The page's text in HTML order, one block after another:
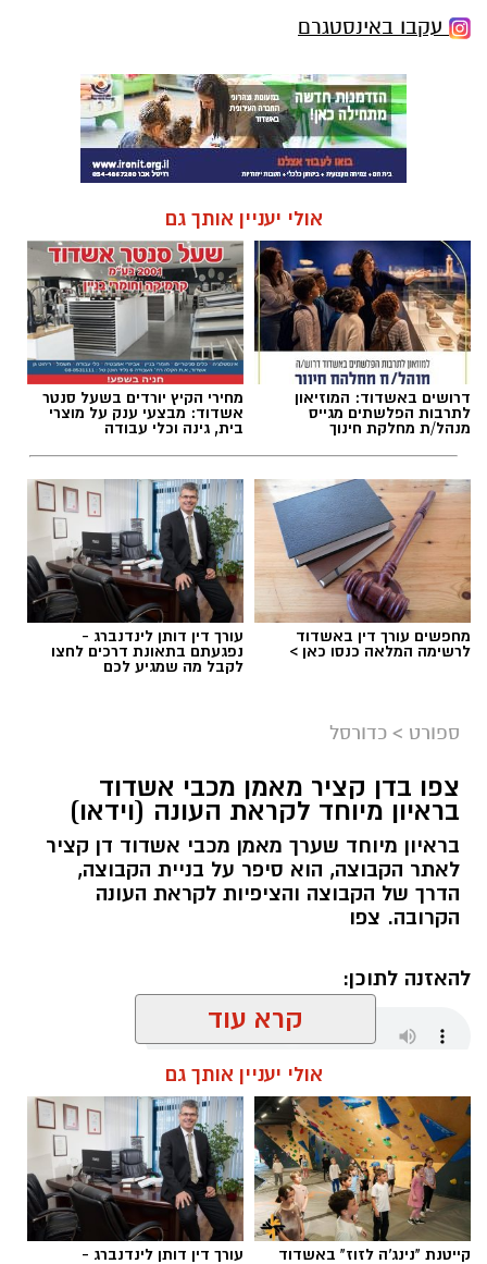
עקבו באינסטגרם
אולי יעניין אותך גם
דרושים באשדוד: המוזיאון
לתרבות הפלשתים מגייס
מנהל/ת מחלקת חינוך
מחירי הקיץ יורדים בשעל סנטר
אשדוד: מבצעי ענק על מוצרי
בית, גינה וכלי עבודה
מחפשים עורך דין באשדוד
לרשימה המלאה כנסו כאן >
עורך דין דותן לינדנברג -
נפגעתם בתאונת דרכים לחצו
לקבל מה שמגיע לכם
ספורט > כדורסל
צפו בדן קציר מאמן מכבי אשדוד
בראיון מיוחד לקראת העונה (וידאו)
בראיון מיוחד שערך מאמן מכבי אשדוד דן קציר
לאתר הקבוצה, הוא סיפר על בניית הקבוצה,
הדרך של הקבוצה והציפיות לקראת העונה
הקרובה. צפו
להאזנה לתוכן:
שחר כחלון / 18:01 07.08.26
קרא עוד
אולי יעניין אותך גם
קייטנת "נינג'ה לזוז" באשדוד עורך דין דותן לינדנברג -